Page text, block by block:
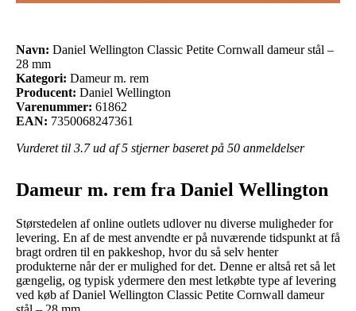
Navn: Daniel Wellington Classic Petite Cornwall dameur stål –
28 mm
Kategori: Dameur m. rem
Producent: Daniel Wellington
Varenummer: 61862
EAN: 7350068247361
Vurderet til 3.7ud af 5 stjerner baseret på 50 anmeldelser
Dameur m. rem fra Daniel Wellington
Størstedelen af online outlets udlover nu diverse muligheder for
levering. En af de mest anvendte er på nuværende tidspunkt at få
bragt ordren til en pakkeshop, hvor du så selv henter
produkterne når der er mulighed for det. Denne er altså ret så let
gængelig, og typisk ydermere den mest letkøbte type af levering
ved køb af Daniel Wellington Classic Petite Cornwall dameur